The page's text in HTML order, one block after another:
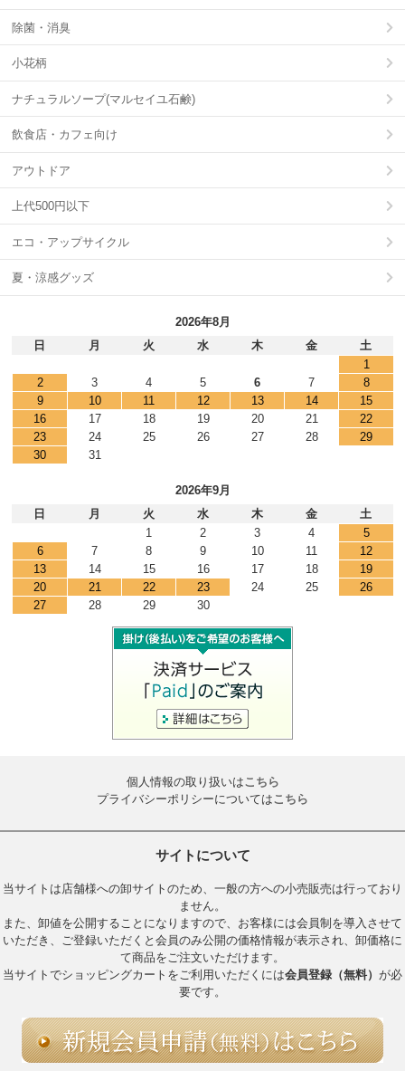
除菌・消臭
小花柄
ナチュラルソープ(マルセイユ石鹸)
飲食店・カフェ向け
アウトドア
上代500円以下
エコ・アップサイクル
夏・涼感グッズ
2026年8月
日
月 火 水 木 金
土
1
2
3 4 5 6 7
8
9
10 11 12 13 14
15
16
17 18 19 20 21
22
23
24 25 26 27 28
29
30
31
2026年9月
日
月 火 水 木 金
土
1
2 3 4
5
6
7 8 9 10 11
12
13
14 15 16 17 18
19
20
21 22 23 24 25
26
27
28 29 30
個人情報の取り扱いはこちら
プライバシーポリシーについてはこちら
サイトについて
当サイトは店舗様への卸サイトのため、一般の方への小売販売は行っており
ません。
また、卸値を公開することになりますので、お客様には会員制を導入させて
いただき、ご登録いただくと会員のみ公開の価格情報が表示され、卸価格に
て商品をご注文いただけます。
当サイトでショッピングカートをご利用いただくには会員登録（無料） が必
要です。